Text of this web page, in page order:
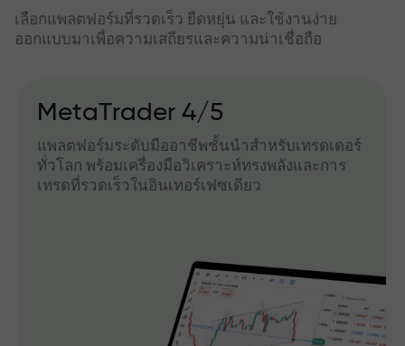
เลือกแพลตฟอร์มที่รวดเร็ว ยืดหยุ่น และใช้งานง่าย
ออกแบบมาเพื่อความเสถียรและความน่าเชื่อถือ
MetaTrader 4/5
แพลตฟอร์มระดับมืออาชีพชั้นนำสำหรับเทรดเดอร์
ทั่วโลก พร้อมเครื่องมือวิเคราะห์ทรงพลังและการ
เทรดที่รวดเร็วในอินเทอร์เฟซเดียว